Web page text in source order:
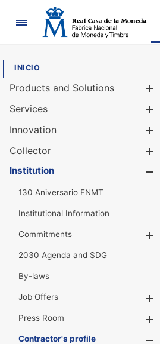
Navigation
INICIO
Products and Solutions
Services
Innovation
Collector
Institution
130 Aniversario FNMT
Institutional Information
Commitments
2030 Agenda and SDG
By-laws
Job Offers
Press Room
Contractor's profile